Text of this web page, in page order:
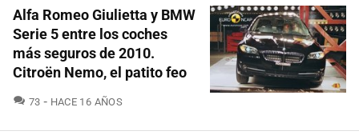
Alfa Romeo Giulietta y BMW
Serie 5 entre los coches
más seguros de 2010.
Citroën Nemo, el patito feo
73 COMENTARIOS
HACE 16 AÑOS